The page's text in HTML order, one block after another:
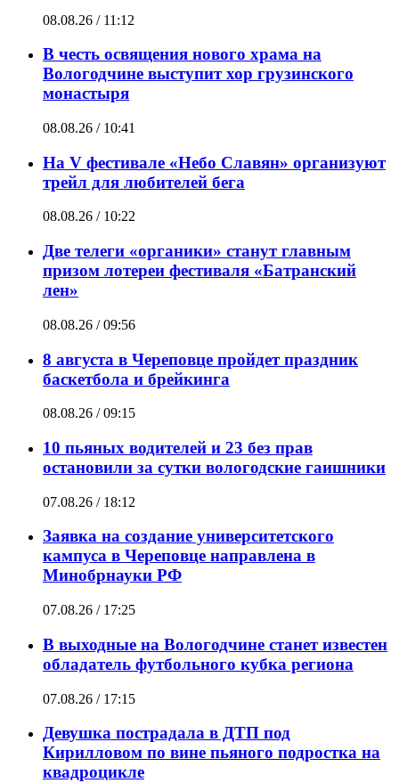
08.08.26 / 11:12
В честь освящения нового храма на
Вологодчине выступит хор грузинского
монастыря
08.08.26 / 10:41
На V фестивале «Небо Славян» организуют
трейл для любителей бега
08.08.26 / 10:22
Две телеги «органики» станут главным
призом лотереи фестиваля «Батранский
лен»
08.08.26 / 09:56
8 августа в Череповце пройдет праздник
баскетбола и брейкинга
08.08.26 / 09:15
10 пьяных водителей и 23 без прав
остановили за сутки вологодские гаишники
07.08.26 / 18:12
Заявка на создание университетского
кампуса в Череповце направлена в
Минобрнауки РФ
07.08.26 / 17:25
В выходные на Вологодчине станет известен
обладатель футбольного кубка региона
07.08.26 / 17:15
Девушка пострадала в ДТП под
Кирилловом по вине пьяного подростка на
квадроцикле